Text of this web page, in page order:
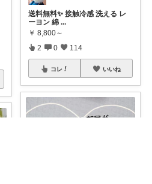
送料無料✨ 接触冷感 洗える レ
ーヨン 綿 ...
￥ 8,800～
2 0 114
コレ いいね